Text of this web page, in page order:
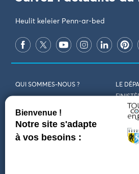
Heulit keleier Penn-ar-bed
QUI SOMMES-NOUS ?
LE
REJOIGNEZ-NOUS VENIR
CONTACT
LES